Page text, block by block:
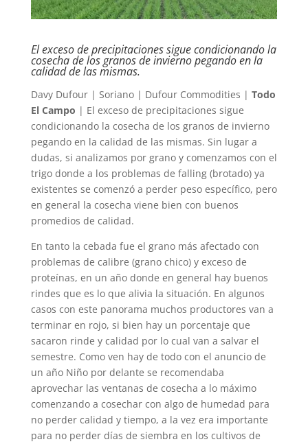
El exceso de precipitaciones sigue condicionando la
cosecha de los granos de invierno pegando en la
calidad de las mismas.
Davy Dufour | Soriano | Dufour Commodities | Todo
El Campo | El exceso de precipitaciones sigue
condicionando la cosecha de los granos de invierno
pegando en la calidad de las mismas. Sin lugar a
dudas, si analizamos por grano y comenzamos con el
trigo donde a los problemas de falling (brotado) ya
existentes se comenzó a perder peso específico, pero
en general la cosecha viene bien con buenos
promedios de calidad.
En tanto la cebada fue el grano más afectado con
problemas de calibre (grano chico) y exceso de
proteínas, en un año donde en general hay buenos
rindes que es lo que alivia la situación. En algunos
casos con este panorama muchos productores van a
terminar en rojo, si bien hay un porcentaje que
sacaron rinde y calidad por lo cual van a salvar el
semestre. Como ven hay de todo con el anuncio de
un año Niño por delante se recomendaba
aprovechar las ventanas de cosecha a lo máximo
comenzando a cosechar con algo de humedad para
no perder calidad y tiempo, a la vez era importante
para no perder días de siembra en los cultivos de